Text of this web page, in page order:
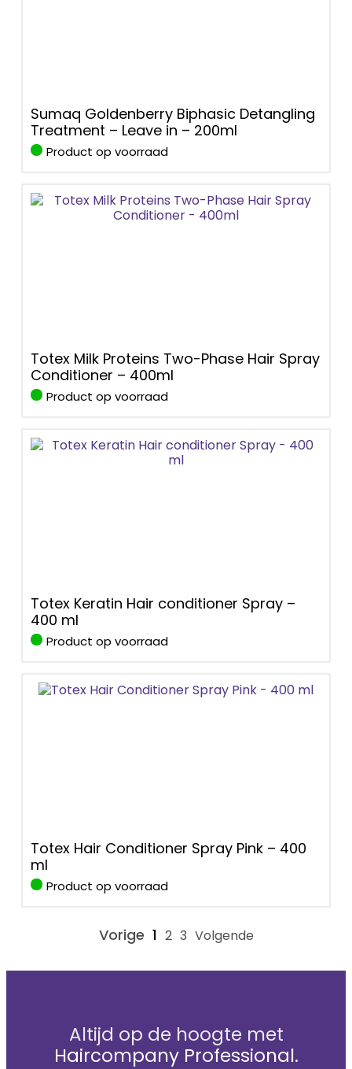
Sumaq Goldenberry Biphasic Detangling
Treatment – Leave in – 200ml
Product op voorraad
Totex Milk Proteins Two-Phase Hair Spray
Conditioner – 400ml
Product op voorraad
Totex Keratin Hair conditioner Spray –
400 ml
Product op voorraad
Totex Hair Conditioner Spray Pink – 400
ml
Product op voorraad
Vorige 1 2 3 Volgende
Altijd op de hoogte met
Haircompany Professional.